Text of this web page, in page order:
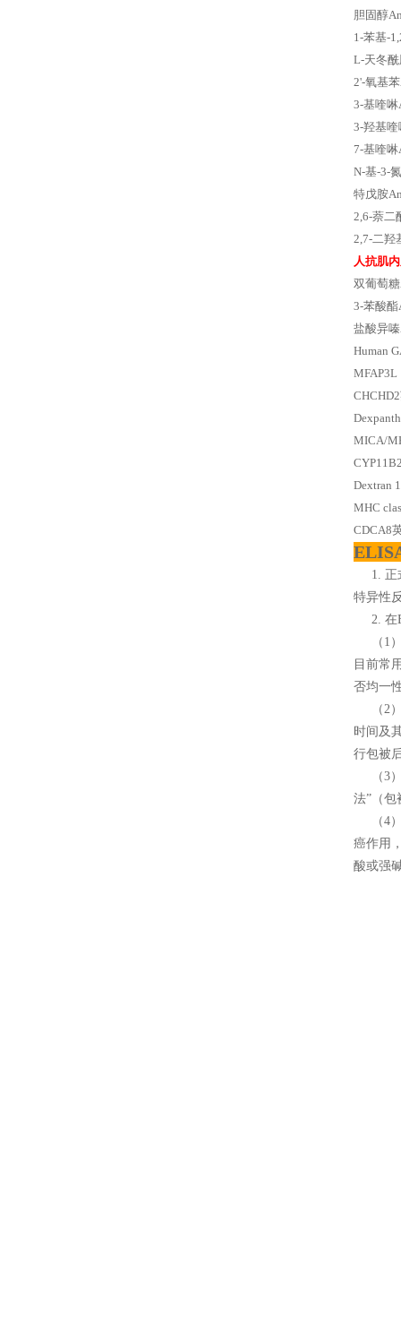
胆固醇
1-苯基-
L-天冬
2'-氧基
3-基喹
3-羟基
7-基喹
N-基-3-
特戊胺
2,6-萘二
2,7-二羟
人抗肌
双葡萄
3-苯酸
盐酸异
Human
MICA/
Dextran
MHC
CDCA8
1. 正
特异性
2. 在
（1）
目前常
否均一
（2）
时间及
行包被
（3）
法”（
（4）
癌作用
酸或强